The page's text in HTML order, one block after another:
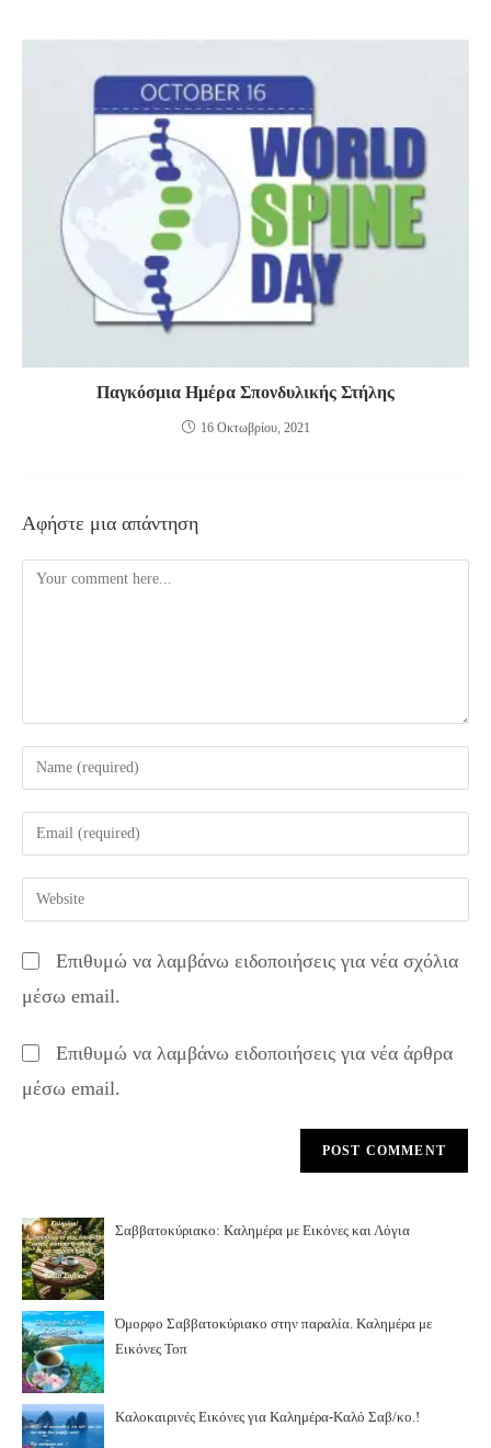
Παγκόσμια Ημέρα Σπονδυλικής Στήλης
16 Οκτωβρίου, 2021
Αφήστε μια απάντηση
Comment
Enter
your
name
comment
Enter
your
email
address
comment
Enter
your
URL
(optional)
Επιθυμώ να λαμβάνω ειδοποιήσεις για νέα σχόλια
μέσω email.
Επιθυμώ να λαμβάνω ειδοποιήσεις για νέα άρθρα
μέσω email.
Σαββατοκύριακο: Καλημέρα με Εικόνες και Λόγια
Όμορφο Σαββατοκύριακο στην παραλία. Καλημέρα με
Εικόνες Τοπ
Καλοκαιρινές Εικόνες για Καλημέρα-Καλό Σαβ/κο.!